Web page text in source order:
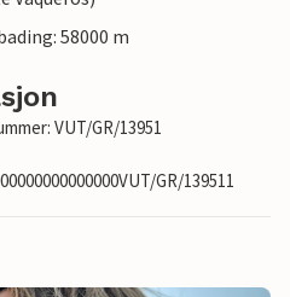
58000 m
VUT/GR/13951
GR/139511